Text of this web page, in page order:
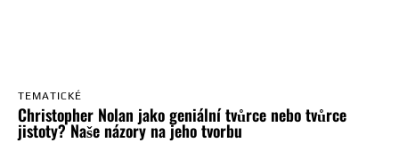
TEMATICKÉ
Christopher Nolan jako geniální tvůrce nebo tvůrce
jistoty? Naše názory na jeho tvorbu